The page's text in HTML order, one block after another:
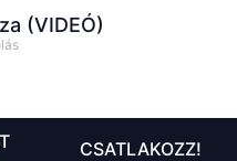
(VIDEÓ)
CSATLAKOZZ!